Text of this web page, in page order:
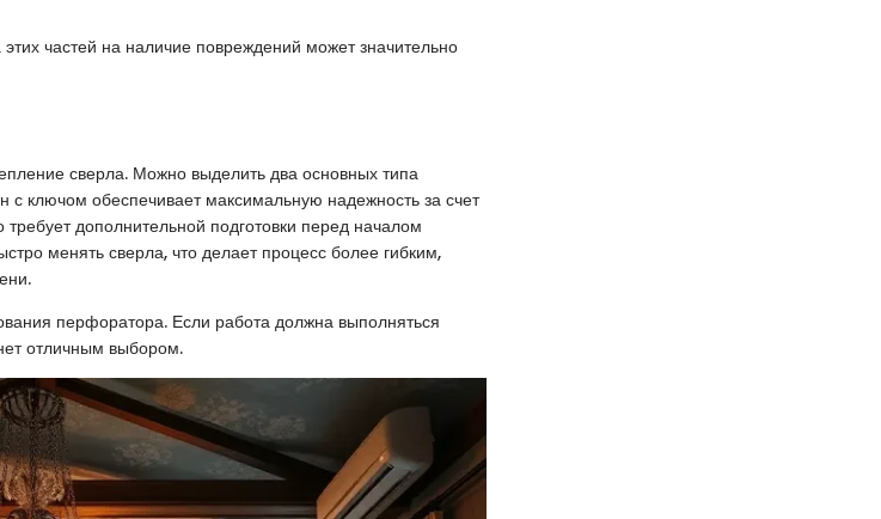
частей на наличие повреждений может значительно
сверла. Можно выделить два основных типа
с ключом обеспечивает максимальную надежность за счет
дополнительной подготовки перед началом
менять сверла, что делает процесс более гибким,
перфоратора. Если работа должна выполняться
отличным выбором.